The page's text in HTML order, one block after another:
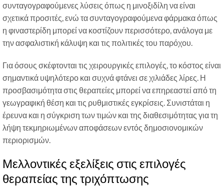
συνταγογραφούμενες λύσεις όπως η μινοξιδίλη να είναι
σχετικά προσιτές, ενώ τα συνταγογραφούμενα φάρμακα όπως
η φιναστερίδη μπορεί να κοστίζουν περισσότερο, ανάλογα με
την ασφαλιστική κάλυψη και τις πολιτικές του παρόχου.
Για όσους σκέφτονται τις χειρουργικές επιλογές, το κόστος είναι
σημαντικά υψηλότερο και συχνά φτάνει σε χιλιάδες λίρες. Η
προσβασιμότητα στις θεραπείες μπορεί να επηρεαστεί από τη
γεωγραφική θέση και τις ρυθμιστικές εγκρίσεις. Συνιστάται η
έρευνα και η σύγκριση των τιμών και της διαθεσιμότητας για τη
λήψη τεκμηριωμένων αποφάσεων εντός δημοσιονομικών
περιορισμών.
Μελλοντικές εξελίξεις στις επιλογές
θεραπείας της τριχόπτωσης